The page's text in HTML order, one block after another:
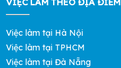
Việc làm tại Hà Nội
Việc làm tại TPHCM
Việc làm tại Đà Nẵng